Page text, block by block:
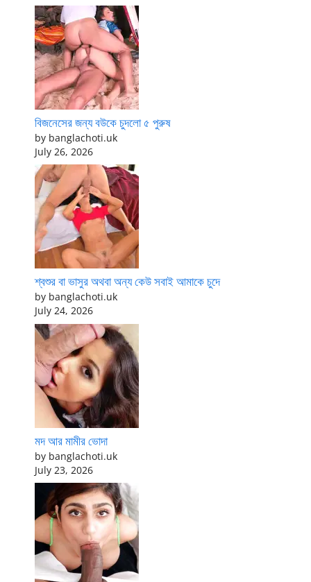
বিজনেসের জন্য বউকে চুদলো ৫ পুরুষ
by banglachoti.uk
July 26, 2026
শ্বশুর বা ভাসুর অথবা অন্য কেউ সবাই আমাকে চুদে
by banglachoti.uk
July 24, 2026
মদ আর মামীর ভোদা
by banglachoti.uk
July 23, 2026